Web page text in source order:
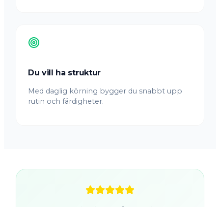
Du vill ha struktur
Med daglig körning bygger du snabbt upp
rutin och färdigheter.